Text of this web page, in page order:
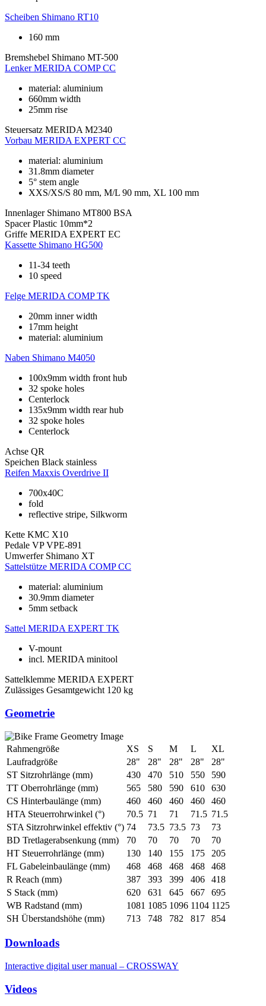
Scheiben Shimano RT10
160 mm
Bremshebel Shimano MT-500
Lenker MERIDA COMP CC
material: aluminium
660mm width
25mm rise
Steuersatz MERIDA M2340
Vorbau MERIDA EXPERT CC
material: aluminium
31.8mm diameter
5° stem angle
XXS/XS/S 80 mm, M/L 90 mm, XL 100 mm
Innenlager Shimano MT800 BSA
Spacer Plastic 10mm*2
Griffe MERIDA EXPERT EC
Kassette Shimano HG500
11-34 teeth
10 speed
Felge MERIDA COMP TK
20mm inner width
17mm height
material: aluminium
Naben Shimano M4050
100x9mm width front hub
32 spoke holes
Centerlock
135x9mm width rear hub
32 spoke holes
Centerlock
Achse QR
Speichen Black stainless
Reifen Maxxis Overdrive II
700x40C
fold
reflective stripe, Silkworm
Kette KMC X10
Pedale VP VPE-891
Umwerfer Shimano XT
Sattelstütze MERIDA COMP CC
material: aluminium
30.9mm diameter
5mm setback
Sattel MERIDA EXPERT TK
V-mount
incl. MERIDA minitool
Sattelklemme MERIDA EXPERT
Zulässiges Gesamtgewicht 120 kg
Geometrie
Rahmengröße XS S M L
XL
Laufradgröße
28" 28" 28" 28"
28"
ST Sitzrohrlänge (mm)
430 470 510 550
590
TT Oberrohrlänge (mm)
565 580 590 610
630
CS Hinterbaulänge (mm)
460 460 460 460
460
HTA Steuerrohrwinkel (°)
70.5 71 71 71.5 71.5
STA Sitzrohrwinkel effektiv (°) 74 73.5 73.5 73
73
BD Tretlagerabsenkung (mm)
70 70 70 70
70
HT Steuerrohrlänge (mm)
130 140 155 175
205
FL Gabeleinbaulänge (mm)
468 468 468 468
468
R Reach (mm)
387 393 399 406
418
S Stack (mm)
620 631 645 667
695
WB Radstand (mm)
1081 1085 1096 1104 1125
SH Überstandshöhe (mm)
713 748 782 817 854
Downloads
Interactive digital user manual – CROSSWAY
Videos